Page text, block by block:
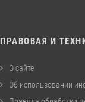
ПРАВОВАЯ И
О сайте
Об использовании